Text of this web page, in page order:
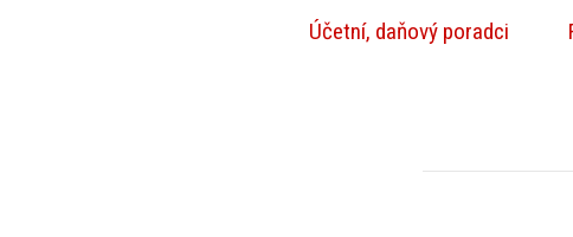
Účetní, daňový poradci